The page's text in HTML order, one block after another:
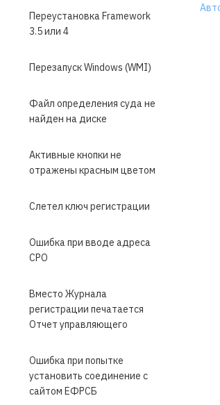
Переустановка Framework
3.5 или 4
Перезапуск Windows (WMI)
Файл определения суда не
найден на диске
Активные кнопки не
отражены красным цветом
Слетел ключ регистрации
Ошибка при вводе адреса
СРО
Вместо Журнала
регистрации печатается
Отчет управляющего
Ошибка при попытке
установить соединение с
сайтом ЕФРСБ